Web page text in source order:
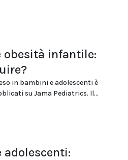
obesità infantile:
in bambini e adolescenti è
su Jama Pediatrics. Il...
adolescenti: